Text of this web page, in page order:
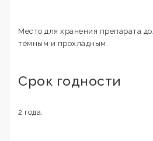
Место для хранения препарата
тёмным и прохладным.
Срок годности
2 года.